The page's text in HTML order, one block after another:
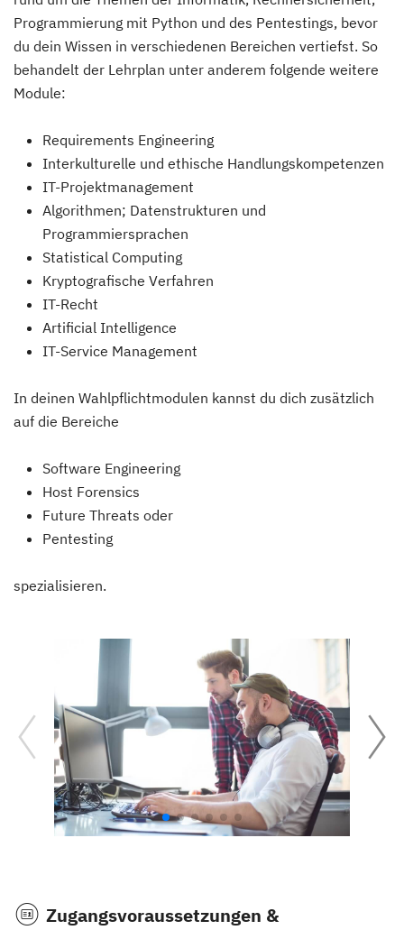
Programmierung mit Python und des Pentestings, bevor
du dein Wissen in verschiedenen Bereichen vertiefst. So
behandelt der Lehrplan unter anderem folgende weitere
Module:
Requirements Engineering
Interkulturelle und ethische Handlungskompetenzen
IT-Projektmanagement
Algorithmen; Datenstrukturen und
Programmiersprachen
Statistical Computing
Kryptografische Verfahren
IT-Recht
Artificial Intelligence
IT-Service Management
In deinen Wahlpflichtmodulen kannst du dich zusätzlich
auf die Bereiche
Software Engineering
Host Forensics
Future Threats oder
Pentesting
spezialisieren.
Zugangsvoraussetzungen &